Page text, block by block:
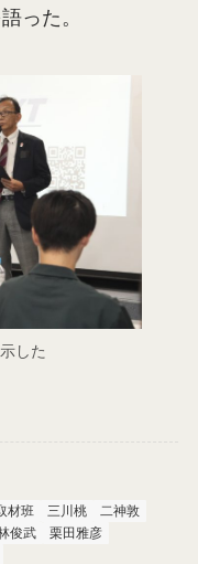
った。
した
材班 三川桃
二神敦
俊武
栗田雅彦